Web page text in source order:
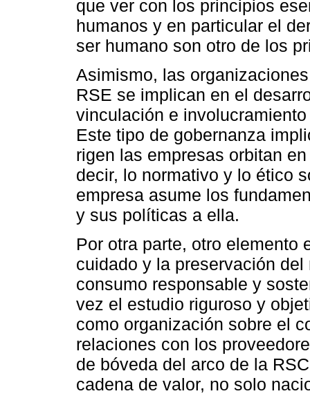
que ver con los principios
humanos y en particular el
ser humano son otro de los
Asimismo, las
RSE se implican en el
vinculación e
Este tipo de gobernanza
rigen las empresas orbitan
decir, lo normativo y lo ético
empresa asume los
y sus políticas a ella.
Por otra parte, otro elemento
cuidado y la preservación
consumo responsable y
vez el estudio riguroso y
como organización sobre el
relaciones con los
de bóveda del arco de la
cadena de valor, no solo